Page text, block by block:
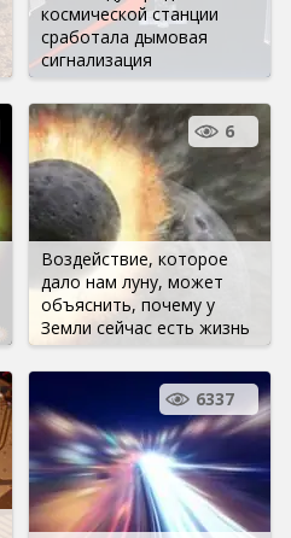
космической станции
сработала дымовая
сигнализация
Воздействие, которое
дало нам луну, может
объяснить, почему у
Земли сейчас есть жизнь
6
6337